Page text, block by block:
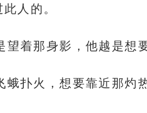
人的。
望着那身影，他越是想
蛾扑火，想要靠近那灼